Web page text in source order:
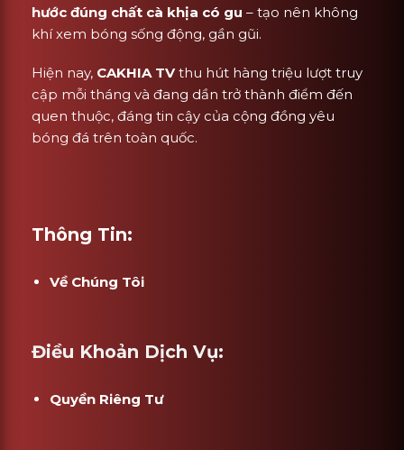
hước đúng chất cà khịa có gu – tạo nên không
khí xem bóng sống động, gần gũi.
Hiện nay, CAKHIA TVthu hút hàng triệu lượt truy
cập mỗi tháng và đang dần trở thành điểm đến
quen thuộc, đáng tin cậy của cộng đồng yêu
bóng đá trên toàn quốc.
Thông Tin:
Về Chúng Tôi
Điều Khoản Dịch Vụ:
Quyền Riêng Tư